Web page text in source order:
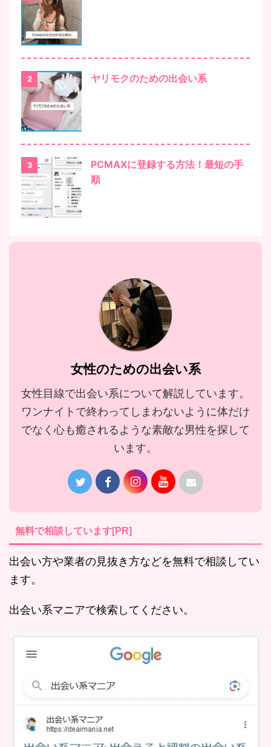
2 ヤリモクのための出会い系
3
PCMAXに登録する方法！最短の手
順
女性のための出会い系
女性目線で出会い系について解説しています。
ワンナイトで終わってしまわないように体だけ
でなく心も癒されるような素敵な男性を探して
います。
無料で相談しています[PR]
出会い方や業者の見抜き方などを無料で相談してい
ます。
出会い系マニアで検索してください。